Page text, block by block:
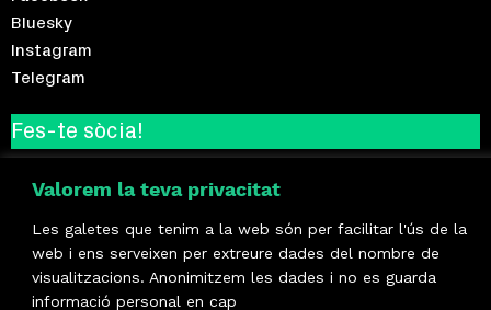
Valorem la teva privacitat
Les galetes que tenim a la web són per facilitar l'ús de la
web i ens serveixen per extreure dades del nombre de
visualitzacions. Anonimitzem les dades i no es guarda
informació personal en cap
Bluesky
Instagram
Telegram
Fes-te sòcia!
Formem part de